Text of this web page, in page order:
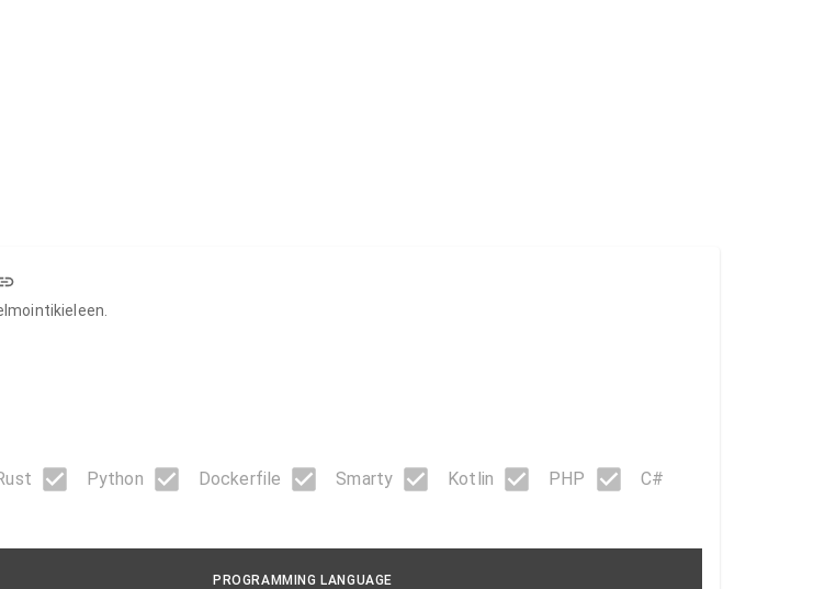
Python Dockerfile Smarty Kotlin PHP C#
PROGRAMMING LANGUAGE